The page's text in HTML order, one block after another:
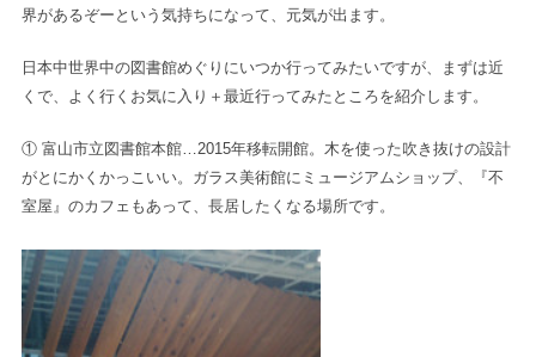
界があるぞーという気持ちになって、元気が出ます。
日本中世界中の図書館めぐりにいつか行ってみたいですが、まずは近
くで、よく行くお気に入り＋最近行ってみたところを紹介します。
① 富山市立図書館本館…2015年移転開館。木を使った吹き抜けの設計
がとにかくかっこいい。ガラス美術館にミュージアムショップ、『不
室屋』のカフェもあって、長居したくなる場所です。